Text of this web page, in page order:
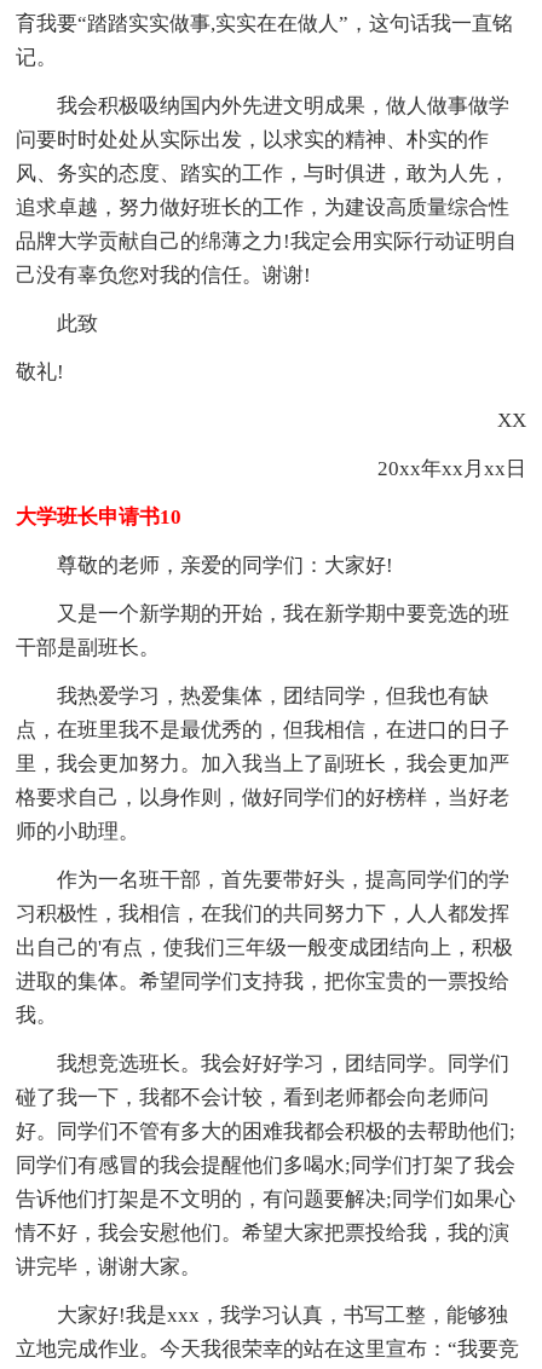
育我要“踏踏实实做事,实实在在做人”，这句话我一直铭
记。
我会积极吸纳国内外先进文明成果，做人做事做学
问要时时处处从实际出发，以求实的精神、朴实的作
风、务实的态度、踏实的工作，与时俱进，敢为人先，
追求卓越，努力做好班长的工作，为建设高质量综合性
品牌大学贡献自己的绵薄之力!我定会用实际行动证明自
己没有辜负您对我的信任。谢谢!
此致
敬礼!
XX
20xx年xx月xx日
大学班长申请书10
尊敬的老师，亲爱的同学们：大家好!
又是一个新学期的开始，我在新学期中要竞选的班
干部是副班长。
我热爱学习，热爱集体，团结同学，但我也有缺
点，在班里我不是最优秀的，但我相信，在进口的日子
里，我会更加努力。加入我当上了副班长，我会更加严
格要求自己，以身作则，做好同学们的好榜样，当好老
师的小助理。
作为一名班干部，首先要带好头，提高同学们的学
习积极性，我相信，在我们的共同努力下，人人都发挥
出自己的'有点，使我们三年级一般变成团结向上，积极
进取的集体。希望同学们支持我，把你宝贵的一票投给
我。
我想竞选班长。我会好好学习，团结同学。同学们
碰了我一下，我都不会计较，看到老师都会向老师问
好。同学们不管有多大的困难我都会积极的去帮助他们;
同学们有感冒的我会提醒他们多喝水;同学们打架了我会
告诉他们打架是不文明的，有问题要解决;同学们如果心
情不好，我会安慰他们。希望大家把票投给我，我的演
讲完毕，谢谢大家。
大家好!我是xxx，我学习认真，书写工整，能够独
立地完成作业。今天我很荣幸的站在这里宣布：“我要竞